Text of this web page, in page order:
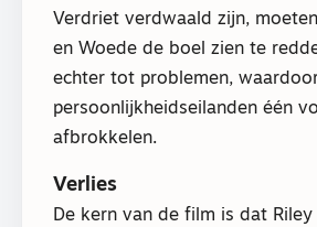
Verdriet verdwaald zijn,
en Woede de boel zien te
echter tot problemen,
persoonlijkheidseilanden één
afbrokkelen.
Verlies
De kern van de film is dat